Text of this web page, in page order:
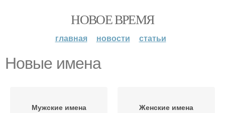
НОВОЕ ВРЕМЯ
главная новости статьи
Новые имена
Мужские имена Женские имена